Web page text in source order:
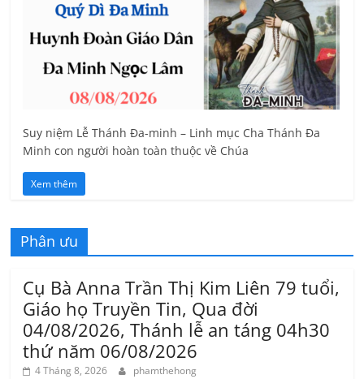
Suy niệm Lễ Thánh Đa-minh – Linh mục Cha Thánh Đa
Minh con người hoàn toàn thuộc về Chúa
Xem thêm
Phân ưu
Cụ Bà Anna Trần Thị Kim Liên 79 tuổi,
Giáo họ Truyền Tin, Qua đời
04/08/2026, Thánh lễ an táng 04h30
thứ năm 06/08/2026
4 Tháng 8, 2026 phamthehong